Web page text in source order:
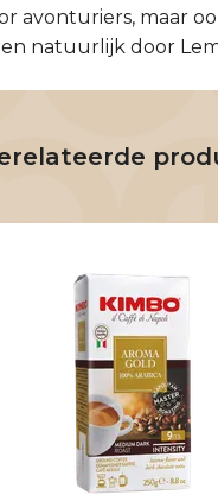
avonturiers, maar
natuurlijk door